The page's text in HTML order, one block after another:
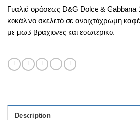
Γυαλιά οράσεως D&G Dolce & Gabbana
κοκάλινο σκελετό σε ανοιχτόχρωμη
με μωβ βραχίονες και εσωτερικό.
Description